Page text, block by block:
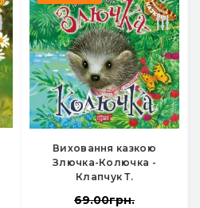
Виховання казкою
Злючка-Колючка -
Клапчук Т.
69.00грн.